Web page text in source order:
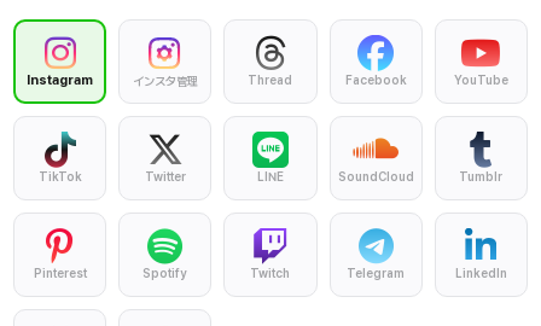
Instagram インスタ管理 Thread Facebook YouTube
TikTok Twitter LINE SoundCloud Tumblr
Pinterest Spotify Twitch Telegram LinkedIn